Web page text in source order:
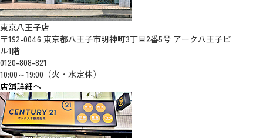
東京八王子店
〒192-0046 東京都八王子市明神町3丁目2番5号 アーク八王子ビ
ル1階
0120-808-821
10:00～19:00（火・水定休）
店舗詳細へ